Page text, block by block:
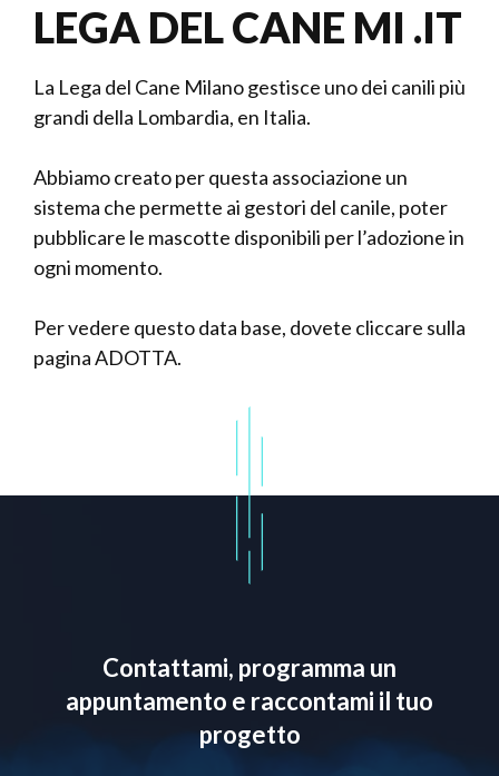
LEGA DEL CANE MI .IT
La Lega del Cane Milano gestisce uno dei canili più
grandi della Lombardia, en Italia.
Abbiamo creato per questa associazione un
sistema che permette ai gestori del canile, poter
pubblicare le mascotte disponibili per l’adozione in
ogni momento.
Per vedere questo data base, dovete cliccare sulla
pagina ADOTTA.
Contattami, programma un
appuntamento e raccontami il tuo
progetto